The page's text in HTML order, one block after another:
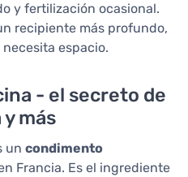
y fertilización ocasional.
recipiente más profundo,
espacio.
- el secreto de
más
un condimento
Francia. Es el ingrediente